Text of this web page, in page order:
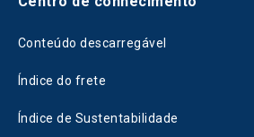
Conteúdo descarregável
Índice do frete
Índice de Sustentabilidade